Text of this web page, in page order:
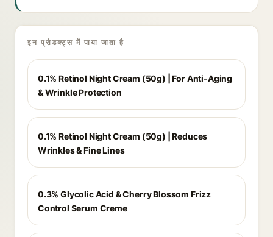
इन प्रोडक्ट्स में पाया जाता है
0.1% Retinol Night Cream (50g) | For Anti-Aging
& Wrinkle Protection
0.1% Retinol Night Cream (50g) | Reduces
Wrinkles & Fine Lines
0.3% Glycolic Acid & Cherry Blossom Frizz
Control Serum Creme